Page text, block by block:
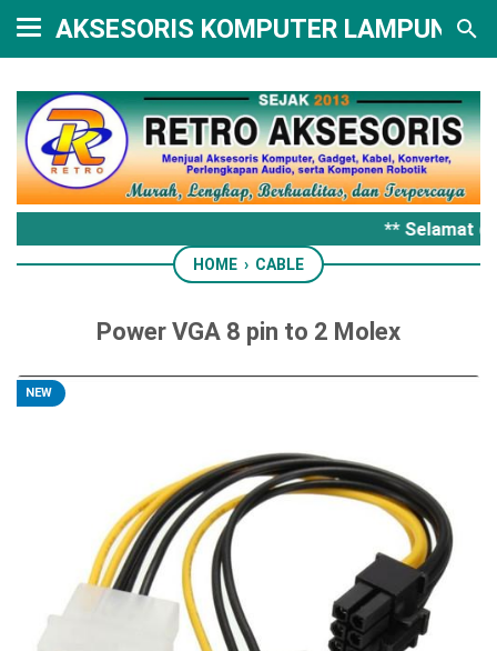
AKSESORIS KOMPUTER LAMPUNG
** Selamat
HOME › CABLE
Power VGA 8 pin to 2 Molex
NEW